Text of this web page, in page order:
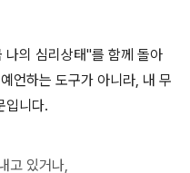
의 심리상태"를 함께 돌아
언하는 도구가 아니라, 내 무
입니다.
고 있거나,